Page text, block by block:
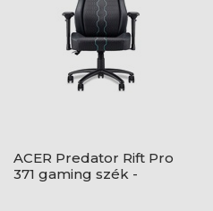
ACER Predator Rift Pro
371 gaming szék -